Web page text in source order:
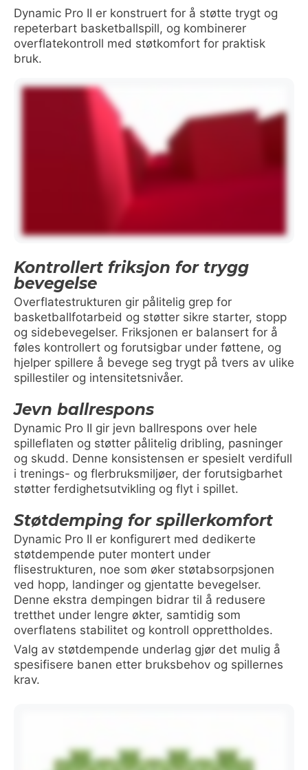
Dynamic Pro II er konstruert for å støtte trygt og
repeterbart basketballspill, og kombinerer
overflatekontroll med støtkomfort for praktisk
bruk.
Kontrollert friksjon for trygg
bevegelse
Overflatestrukturen gir pålitelig grep for
basketballfotarbeid og støtter sikre starter, stopp
og sidebevegelser. Friksjonen er balansert for å
føles kontrollert og forutsigbar under føttene, og
hjelper spillere å bevege seg trygt på tvers av ulike
spillestiler og intensitetsnivåer.
Jevn ballrespons
Dynamic Pro II gir jevn ballrespons over hele
spilleflaten og støtter pålitelig dribling, pasninger
og skudd. Denne konsistensen er spesielt verdifull
i trenings- og flerbruksmiljøer, der forutsigbarhet
støtter ferdighetsutvikling og flyt i spillet.
Støtdemping for spillerkomfort
Dynamic Pro II er konfigurert med dedikerte
støtdempende puter montert under
flisestrukturen, noe som øker støtabsorpsjonen
ved hopp, landinger og gjentatte bevegelser.
Denne ekstra dempingen bidrar til å redusere
tretthet under lengre økter, samtidig som
overflatens stabilitet og kontroll opprettholdes.
Valg av støtdempende underlag gjør det mulig å
spesifisere banen etter bruksbehov og spillernes
krav.